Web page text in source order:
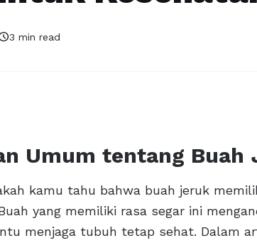
3 min read
Umum tentang Buah
kamu tahu bahwa buah jeruk
yang memiliki rasa segar ini
menjaga tubuh tetap sehat. Dalam